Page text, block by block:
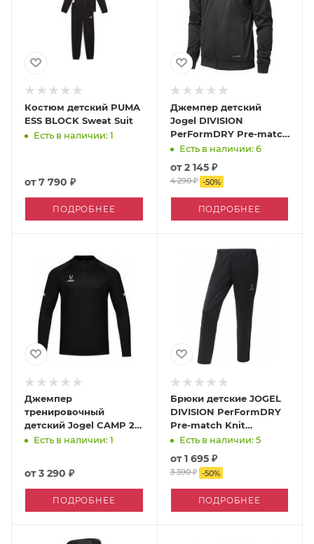
Костюм детский PUMA
ESS BLOCK Sweat Suit
Есть в наличии: 1
от7 790 ₽
ПОДРОБНЕЕ
Джемпер детский
Jogel DIVISION
PerFormDRY Pre-match
Knit Jacket
Есть в наличии: 6
от2 145 ₽
4 290 ₽ -50%
ПОДРОБНЕЕ
Джемпер
тренировочный
детский Jogel CAMP 2
Training Top 3/4
Есть в наличии: 1
от3 290 ₽
ПОДРОБНЕЕ
Брюки детские JOGEL
DIVISION PerFormDRY
Pre-match Knit
тренировочные
Есть в наличии: 5
от1 695 ₽
3 390 ₽ -50%
ПОДРОБНЕЕ